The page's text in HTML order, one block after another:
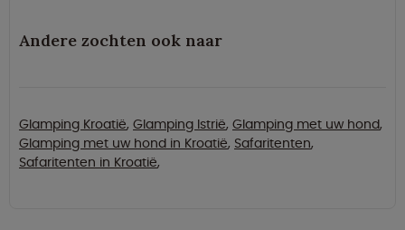
Andere zochten ook naar
Glamping Kroatië, Glamping Istrië, Glamping met uw hond,
Glamping met uw hond in Kroatië, Safaritenten,
Safaritenten in Kroatië,